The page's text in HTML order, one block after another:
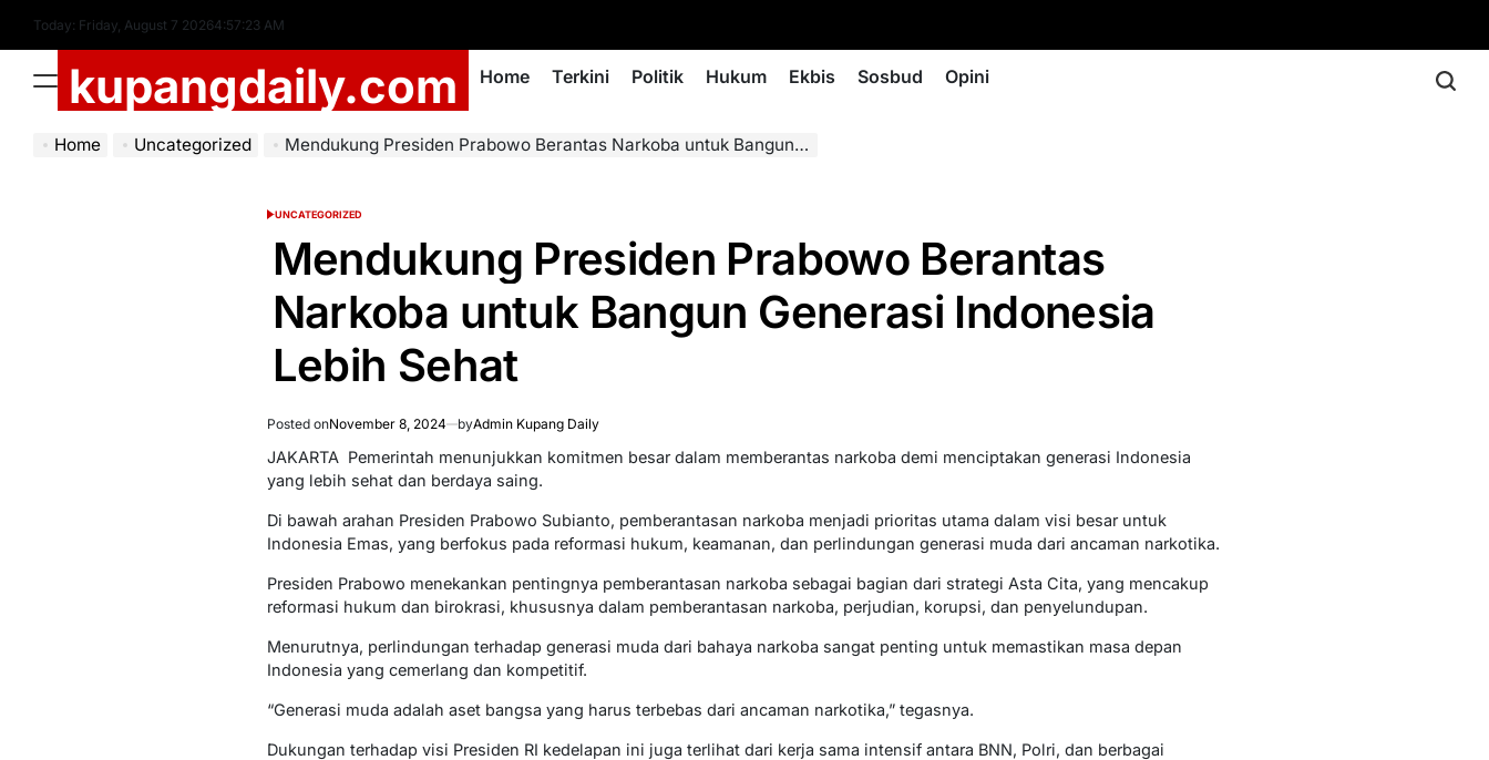
content
Today: Friday, August 7 20264:57:24 AM
Menukupangdaily.com Home Terkini Politik Hukum Ekbis Sosbud Opini
Home Uncategorized Mendukung Presiden Prabowo Berantas Narkoba untuk Bangun Generasi Indonesia Lebih Sehat
POSTED
UNCATEGORIZED
Mendukung Presiden Prabowo Berantas
Narkoba untuk Bangun Generasi Indonesia
Lebih Sehat
Posted onNovember 8, 2024 byAdmin Kupang Daily
JAKARTA  Pemerintah menunjukkan komitmen besar dalam memberantas narkoba demi menciptakan generasi Indonesia
yang lebih sehat dan berdaya saing.
Di bawah arahan Presiden Prabowo Subianto, pemberantasan narkoba menjadi prioritas utama dalam visi besar untuk
Indonesia Emas, yang berfokus pada reformasi hukum, keamanan, dan perlindungan generasi muda dari ancaman narkotika.
Presiden Prabowo menekankan pentingnya pemberantasan narkoba sebagai bagian dari strategi Asta Cita, yang mencakup
reformasi hukum dan birokrasi, khususnya dalam pemberantasan narkoba, perjudian, korupsi, dan penyelundupan.
Menurutnya, perlindungan terhadap generasi muda dari bahaya narkoba sangat penting untuk memastikan masa depan
Indonesia yang cemerlang dan kompetitif.
“Generasi muda adalah aset bangsa yang harus terbebas dari ancaman narkotika,” tegasnya.
Dukungan terhadap visi Presiden RI kedelapan ini juga terlihat dari kerja sama intensif antara BNN, Polri, dan berbagai